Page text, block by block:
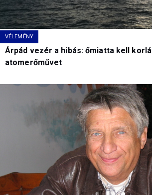
VÉLEMÉNY
Árpád vezér a hibás: őmiatta kell
atomerőművet